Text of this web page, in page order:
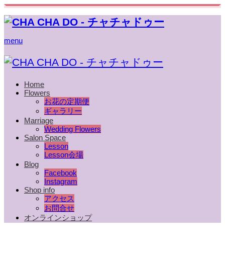
menu
Home
Flowers
お花の定期便
ギャラリー
Marriage
Wedding Flowers
Salon Space
Lesson
Lesson会場
Blog
Facebook
Instagram
Shop info
アクセス
お問合せ
オンラインショップ